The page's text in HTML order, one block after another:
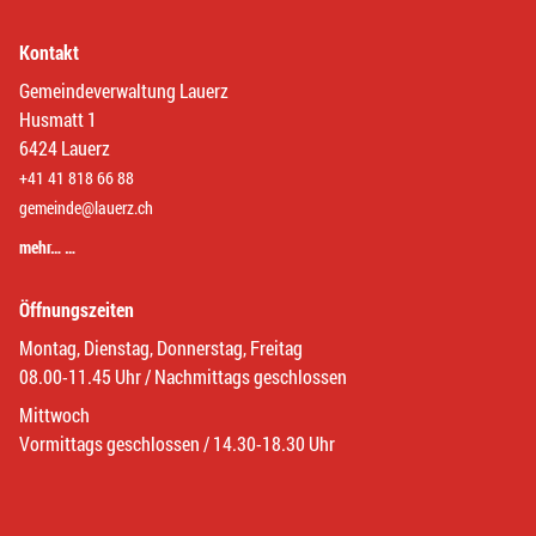
Kontakt
Gemeindeverwaltung Lauerz
Husmatt 1
6424 Lauerz
+41 41 818 66 88
gemeinde@lauerz.ch
mehr… …
Öffnungszeiten
Montag, Dienstag, Donnerstag, Freitag
08.00-11.45 Uhr / Nachmittags geschlossen
Mittwoch
Vormittags geschlossen / 14.30-18.30 Uhr